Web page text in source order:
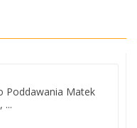
Poddawania Matek
...